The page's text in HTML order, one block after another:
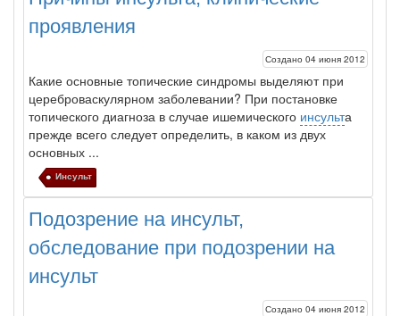
проявления
Создано 04 июня 2012
Какие основные топические синдромы выделяют при
цереброваскулярном заболевании? При постановке
топического диагноза в случае ишемического инсульта
пре­жде всего следует определить, в каком из двух
основных ...
Инсульт
Подозрение на инсульт,
обследование при подозрении на
инсульт
Создано 04 июня 2012